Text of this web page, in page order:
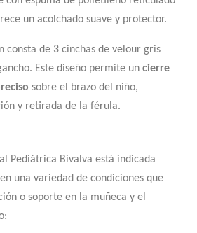
un acolchado suave y protector.
consta de 3 cinchas de velour gris
Este diseño permite un cierre
sobre el brazo del niño,
y retirada de la férula.
Pediátrica Bivalva está indicada
una variedad de condiciones que
o soporte en la muñeca y el